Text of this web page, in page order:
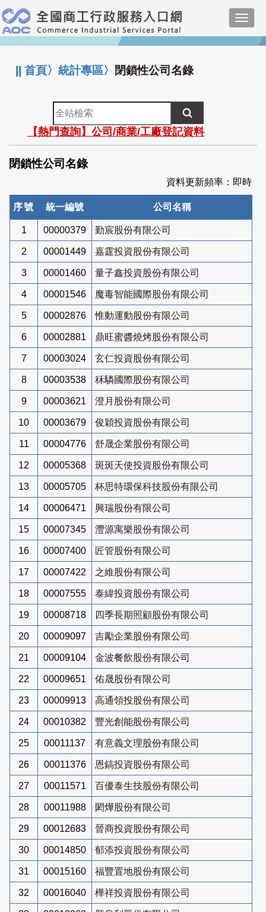
跳
到
主
要
:::
||首頁〉統計專區〉 閉鎖性公司名錄
全
站
檢
索
【熱門查詢】公司/商業/工廠登記資料
閉鎖性公司名錄
資料更新頻率：即時
序號 統一編號 公司名稱
1 00000379 勤宸股份有限公司
2 00001449 嘉霆投資股份有限公司
3 00001460 量子鑫投資股份有限公司
4 00001546 魔毒智能國際股份有限公司
5 00002876 惟動運動股份有限公司
6 00002881 鼎旺蜜醬燒烤股份有限公司
7 00003024 玄仁投資股份有限公司
8 00003538 秝驎國際股份有限公司
9 00003621 澄月股份有限公司
10 00003679 俊穎投資股份有限公司
11 00004776 舒晟企業股份有限公司
12 00005368 斑斑天使投資股份有限公司
13 00005705 杯思特環保科技股份有限公司
14 00006471 興瑞股份有限公司
15 00007345 灃源寓樂股份有限公司
16 00007400 匠管股份有限公司
17 00007422 之維股份有限公司
18 00007555 泰緯投資股份有限公司
19 00008718 四季長期照顧股份有限公司
20 00009097 吉勵企業股份有限公司
21 00009104 金波餐飲股份有限公司
22 00009651 佑晟股份有限公司
23 00009913 高通領投股份有限公司
24 00010382 豐光創能股份有限公司
25 00011137 有意義文理股份有限公司
26 00011376 恩鎬投資股份有限公司
27 00011571 百優泰生技股份有限公司
28 00011988 閎燁股份有限公司
29 00012683 晉商投資股份有限公司
30 00014850 郁添投資股份有限公司
31 00015160 福豐置地股份有限公司
32 00016040 樺祥投資股份有限公司